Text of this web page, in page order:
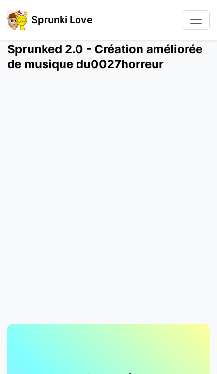
Sprunki Love
Sprunked 2.0 - Création améliorée
de musique du0027horreur